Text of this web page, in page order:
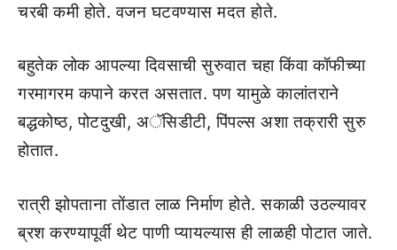
चरबी कमी होते. वजन घटवण्यास मदत होते.
बहुतेक लोक आपल्या दिवसाची सुरुवात चहा किंवा कॉफीच्या
गरमागरम कपाने करत असतात. पण यामुळे कालांतराने
बद्धकोष्ठ, पोटदुखी, अॅसिडीटी, पिंपल्स अशा तक्रारी सुरु
होतात.
रात्री झोपताना तोंडात लाळ निर्माण होते. सकाळी उठल्यावर
ब्रश करण्यापूर्वी थेट पाणी प्यायल्यास ही लाळही पोटात जाते.